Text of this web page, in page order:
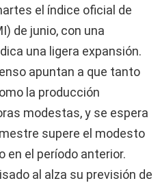
el índice oficial de
de junio, con una
una ligera expansión.
apuntan a que tanto
la producción
modestas, y se espera
supere el modesto
en el período anterior.
al alza su previsión de